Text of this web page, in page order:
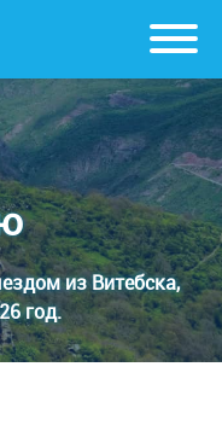
из Витебска,
год.